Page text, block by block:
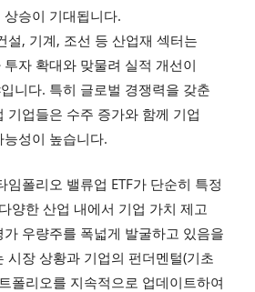
승이 기대됩니다.
설, 기계, 조선 등 산업재 섹터는
자 확대와 맞물려 실적 개선이
니다. 특히 글로벌 경쟁력을 갖춘
기업들은 수주 증가와 함께 기업
성이 높습니다.
임폴리오 밸류업 ETF가 단순히 특정
양한 산업 내에서 기업 가치 제고
우량주를 폭넓게 발굴하고 있음을
시장 상황과 기업의 펀더멘털(기초
폴리오를 지속적으로 업데이트하여